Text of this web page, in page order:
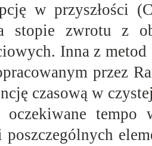
w przyszłości
stopie zwrotu z
Inna z
przez
czasową w
oczekiwane